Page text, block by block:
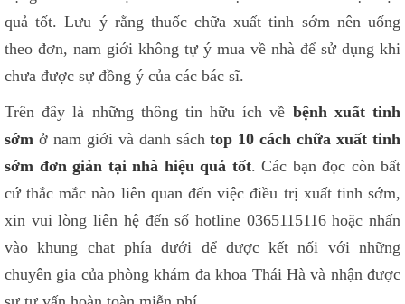
quả tốt. Lưu ý rằng thuốc chữa xuất tinh sớm nên uống
theo đơn, nam giới không tự ý mua về nhà để sử dụng khi
chưa được sự đồng ý của các bác sĩ.
Trên đây là những thông tin hữu ích về bệnh xuất tinh
sớm ở nam giới và danh sáchtop 10 cách chữa xuất tinh
sớm đơn giản tại nhà hiệu quả tốt. Các bạn đọc còn bất
cứ thắc mắc nào liên quan đến việc điều trị xuất tinh sớm,
xin vui lòng liên hệ đến số hotline 0365115116 hoặc nhấn
vào khung chat phía dưới để được kết nối với những
chuyên gia của phòng khám đa khoa Thái Hà và nhận được